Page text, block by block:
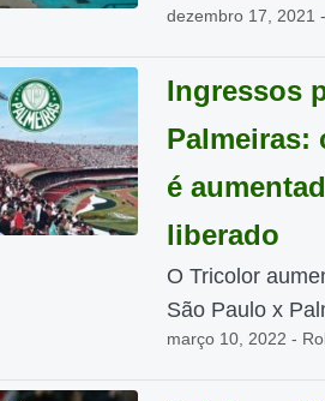
dezembro 17, 2021
Ingressos
Palmeiras:
é
liberado
O Tricolor
São Paulo x
março 10, 2022 -